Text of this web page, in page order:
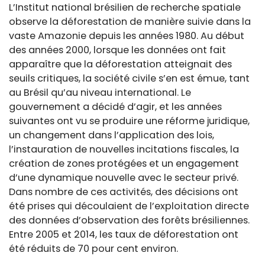
L’Institut national brésilien de recherche spatiale
observe la déforestation de manière suivie dans la
vaste Amazonie depuis les années 1980. Au début
des années 2000, lorsque les données ont fait
apparaître que la déforestation atteignait des
seuils critiques, la société civile s’en est émue, tant
au Brésil qu’au niveau international. Le
gouvernement a décidé d’agir, et les années
suivantes ont vu se produire une réforme juridique,
un changement dans l’application des lois,
l’instauration de nouvelles incitations fiscales, la
création de zones protégées et un engagement
d’une dynamique nouvelle avec le secteur privé.
Dans nombre de ces activités, des décisions ont
été prises qui découlaient de l’exploitation directe
des données d’observation des forêts brésiliennes.
Entre 2005 et 2014, les taux de déforestation ont
été réduits de 70 pour cent environ.